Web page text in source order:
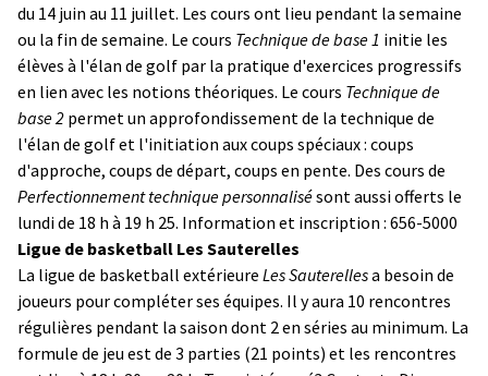
du 14 juin au 11 juillet. Les cours ont lieu pendant la semaine
ou la fin de semaine. Le cours Technique de base 1 initie les
élèves à l'élan de golf par la pratique d'exercices progressifs
en lien avec les notions théoriques. Le cours Technique de
base 2 permet un approfondissement de la technique de
l'élan de golf et l'initiation aux coups spéciaux : coups
d'approche, coups de départ, coups en pente. Des cours de
Perfectionnement technique personnalisésont aussi offerts le
lundi de 18 h à 19 h 25. Information et inscription : 656-5000
Ligue de basketball Les Sauterelles
La ligue de basketball extérieure Les Sauterellesa besoin de
joueurs pour compléter ses équipes. Il y aura 10 rencontres
régulières pendant la saison dont 2 en séries au minimum. La
formule de jeu est de 3 parties (21 points) et les rencontres